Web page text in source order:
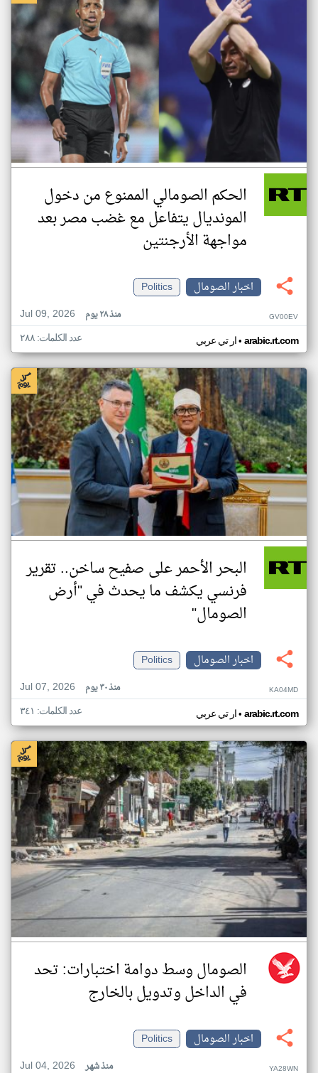
الحكم الصومالي الممنوع من دخول
المونديال يتفاعل مع غضب مصر بعد
مواجهة الأرجنتين
اخبار الصومال
Politics
Jul 09, 2026
منذ ٢٨ يوم GV00EV
ار تي عربي• arabic.rt.com عدد الكلمات: ٢٨٨
البحر الأحمر على صفيح ساخن.. تقرير
فرنسي يكشف ما يحدث في "أرض
الصومال"
اخبار الصومال
Politics
Jul 07, 2026
منذ ٣٠ يوم KA04MD
ار تي عربي• arabic.rt.com عدد الكلمات: ٣٤١
الصومال وسط دوامة اختبارات: تحد
في الداخل وتدويل بالخارج
اخبار الصومال
Politics
Jul 04, 2026
منذ شهر YA28WN